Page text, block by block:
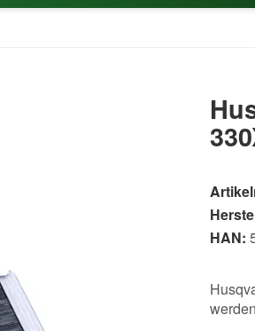
HAN: